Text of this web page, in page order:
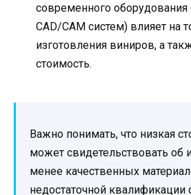
современного оборудования
CAD/CAM систем) влияет на
изготовления виниров, а
стоимость.
Важно понимать, что низкая
может свидетельствовать об
менее качественных
недостаточной квалификации